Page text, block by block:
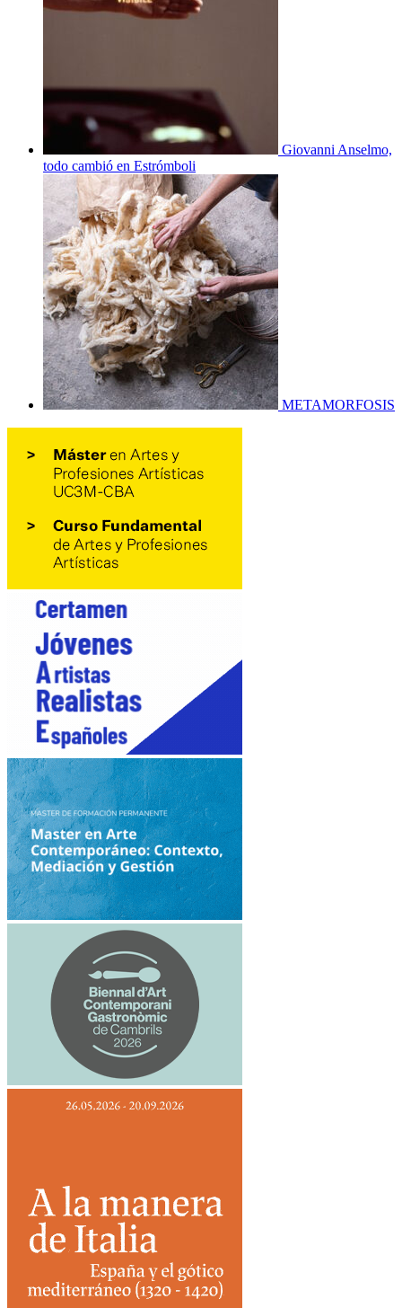
Giovanni Anselmo,
todo cambió en Estrómboli
METAMORFOSIS